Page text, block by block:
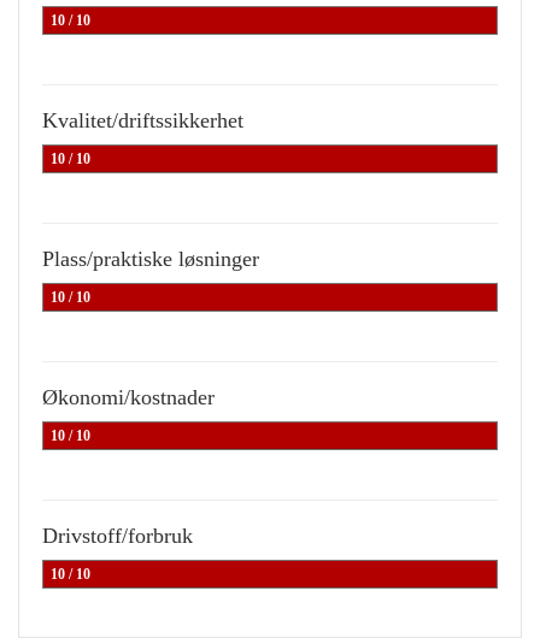
10 / 10
Kvalitet/driftssikkerhet
10 / 10
Plass/praktiske løsninger
10 / 10
Økonomi/kostnader
10 / 10
Drivstoff/forbruk
10 / 10